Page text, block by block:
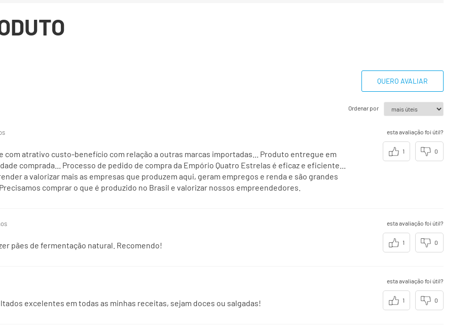
(*) Valores diários com base em uma dieta de 2000kcal ou
8400kj. Seus valores podem ser maiores ou menores
dependendo de suas necessidades energéticas.
(**) Valores diários não estabelecidos.
QUERO AVALIAR
Ordenar por
com atrativo custo-benefício com relação a outras marcas importadas... Produto entregue em
comprada... Processo de pedido de compra da Empório Quatro Estrelas é eficaz e eficiente...
a valorizar mais as empresas que produzem aqui, geram empregos e renda e são grandes
comprar o que é produzido no Brasil e valorizar nossos empreendedores.
esta avaliação foi útil?
1 0
pães de fermentação natural. Recomendo!
esta avaliação foi útil?
1 0
excelentes em todas as minhas receitas, sejam doces ou salgadas!
esta avaliação foi útil?
1 0